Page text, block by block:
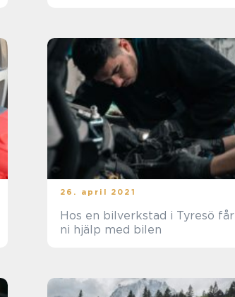
26. april 2021
Hos en bilverkstad i Tyresö får
ni hjälp med bilen